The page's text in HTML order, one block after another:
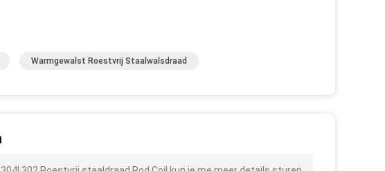
Warmgewalst Roestvrij Staalwalsdraad